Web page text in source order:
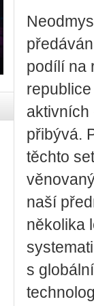
podílí na
aktivních
přibývá.
těchto
naší
několika
s